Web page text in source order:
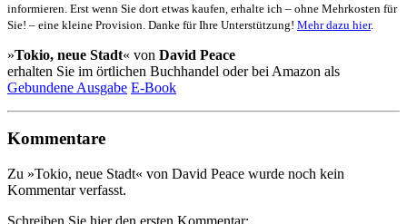
informieren. Erst wenn Sie dort etwas kaufen, erhalte ich – ohne Mehrkosten für
Sie! – eine kleine Provision. Danke für Ihre Unterstützung! Mehr dazu hier.
»Tokio, neue Stadt« von David Peace
erhalten Sie im örtlichen Buchhandel oder bei Amazon als
Gebundene Ausgabe E-Book
Kommentare
Zu »Tokio, neue Stadt« von David Peace wurde noch kein
Kommentar verfasst.
Schreiben Sie hier den ersten Kommentar: